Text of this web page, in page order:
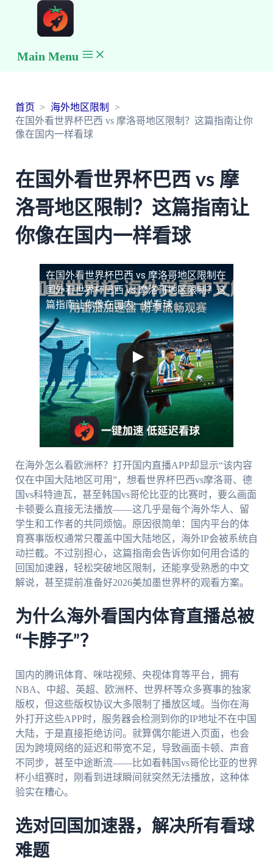
Main Menu
首页
海外地区限制
在国外看世界杯巴西 vs 摩洛哥地区限制？这篇指南让你
像在国内一样看球
在国外看世界杯巴西 vs 摩
洛哥地区限制？这篇指南让
你像在国内一样看球
在国外看世界杯巴西 vs 摩洛哥地区限制 在
国外看世界杯巴西 vs 摩洛哥地区限制？这
篇指南让你像在国内一样看球
在海外怎么看欧洲杯？打开国内直播APP却显示“该内容
仅在中国大陆地区可用”，想看世界杯巴西vs摩洛哥、德
国vs科特迪瓦，甚至韩国vs哥伦比亚的比赛时，要么画面
卡顿要么直接无法播放——这几乎是每个海外华人、留
学生和工作者的共同烦恼。原因很简单：国内平台的体
育赛事版权通常只覆盖中国大陆地区，海外IP会被系统自
动拦截。不过别担心，这篇指南会告诉你如何用合适的
回国加速器，轻松突破地区限制，还能享受熟悉的中文
解说，甚至提前准备好2026美加墨世界杯的观看方案。
为什么海外看国内体育直播总被
“卡脖子”？
国内的腾讯体育、咪咕视频、央视体育等平台，拥有
NBA、中超、英超、欧洲杯、世界杯等众多赛事的独家
版权，但这些版权协议大多限制了播放区域。当你在海
外打开这些APP时，服务器会检测到你的IP地址不在中国
大陆，于是直接拒绝访问。就算偶尔能进入页面，也会
因为跨境网络的延迟和带宽不足，导致画面卡顿、声音
不同步，甚至中途断流——比如看韩国vs哥伦比亚的世界
杯小组赛时，刚看到进球瞬间就突然无法播放，这种体
验实在糟心。
选对回国加速器，解决所有看球
难题